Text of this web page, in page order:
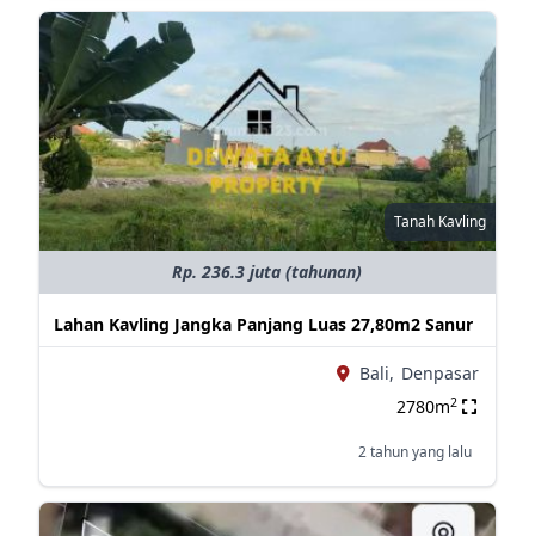
Tanah Kavling
Rp. 236.3 juta (tahunan)
Lahan Kavling Jangka Panjang Luas 27,80m2 Sanur
Bali, Denpasar
2780m2
2 tahun yang lalu